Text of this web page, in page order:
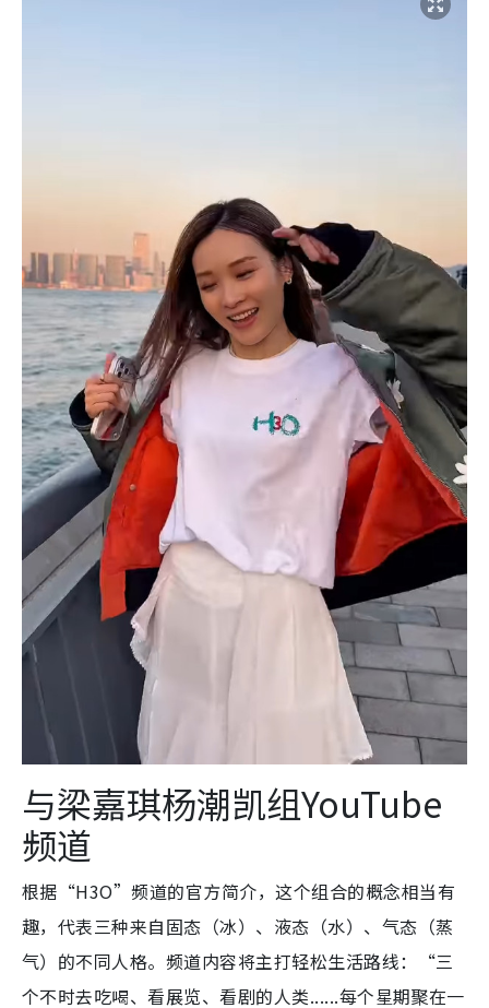
与梁嘉琪杨潮凯组YouTube
频道
根据“H3O”频道的官方简介，这个组合的概念相当有
趣，代表三种来自固态（冰）、液态（水）、气态（蒸
气）的不同人格。频道内容将主打轻松生活路线：“三
个不时去吃喝、看展览、看剧的人类......每个星期聚在一